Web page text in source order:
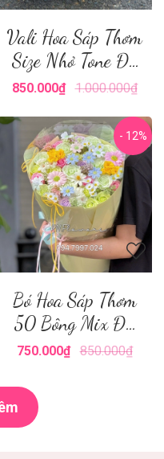
Vali Hoa Sáp Thơm
Size Nhỏ Tone Đủ
Màu
850.000₫ 1.000.000₫
- 12%
Bó Hoa Sáp Thơm
50 Bông Mix Đủ
Màu
750.000₫ 850.000₫